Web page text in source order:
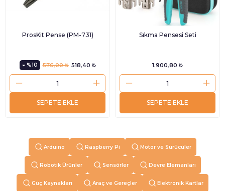
ProsKit Pense (PM-731)
%10 518,40 ₺
576,00 ₺
SEPETE EKLE
Sıkma Pensesi Seti
1.900,80 ₺
SEPETE EKLE
Arduino Raspberry Pi Motor ve Sürücüler
Robotik Ürünler Sensörler Devre Elemanları
Güç Kaynakları Araç ve Gereçler Elektronik Kartlar